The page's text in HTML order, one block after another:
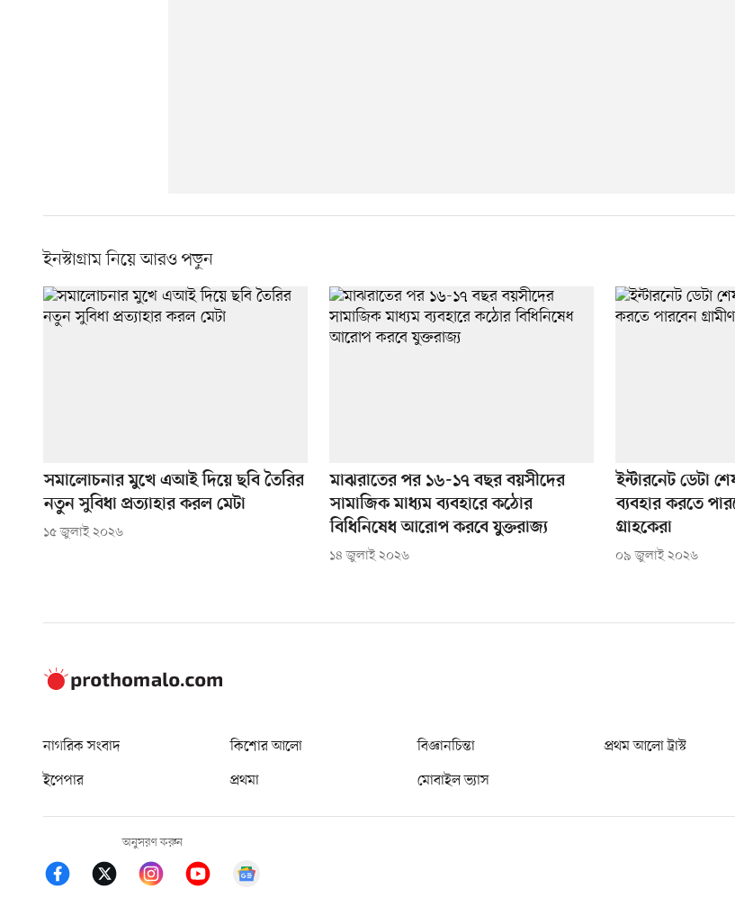
ইনস্টাগ্রাম নিয়ে আরও পড়ুন
সমালোচনার মুখে এআই দিয়ে ছবি তৈরির
নতুন সুবিধা প্রত্যাহার করল মেটা
১৫ জুলাই ২০২৬
মাঝরাতের পর ১৬-১৭ বছর বয়সীদের
সামাজিক মাধ্যম ব্যবহারে কঠোর
বিধিনিষেধ আরোপ করবে যুক্তরাজ্য
১৪ জুলাই ২০২৬
ইন্টারনেট ডেটা
ব্যবহার করতে
গ্রাহকেরা
০৯ জুলাই ২০২৬
নাগরিক সংবাদ কিশোর আলো বিজ্ঞানচিন্তা প্রথম আলো ট্রাস্ট
ইপেপার
প্রথমা মোবাইল ভ্যাস
অনুসরণ করুন